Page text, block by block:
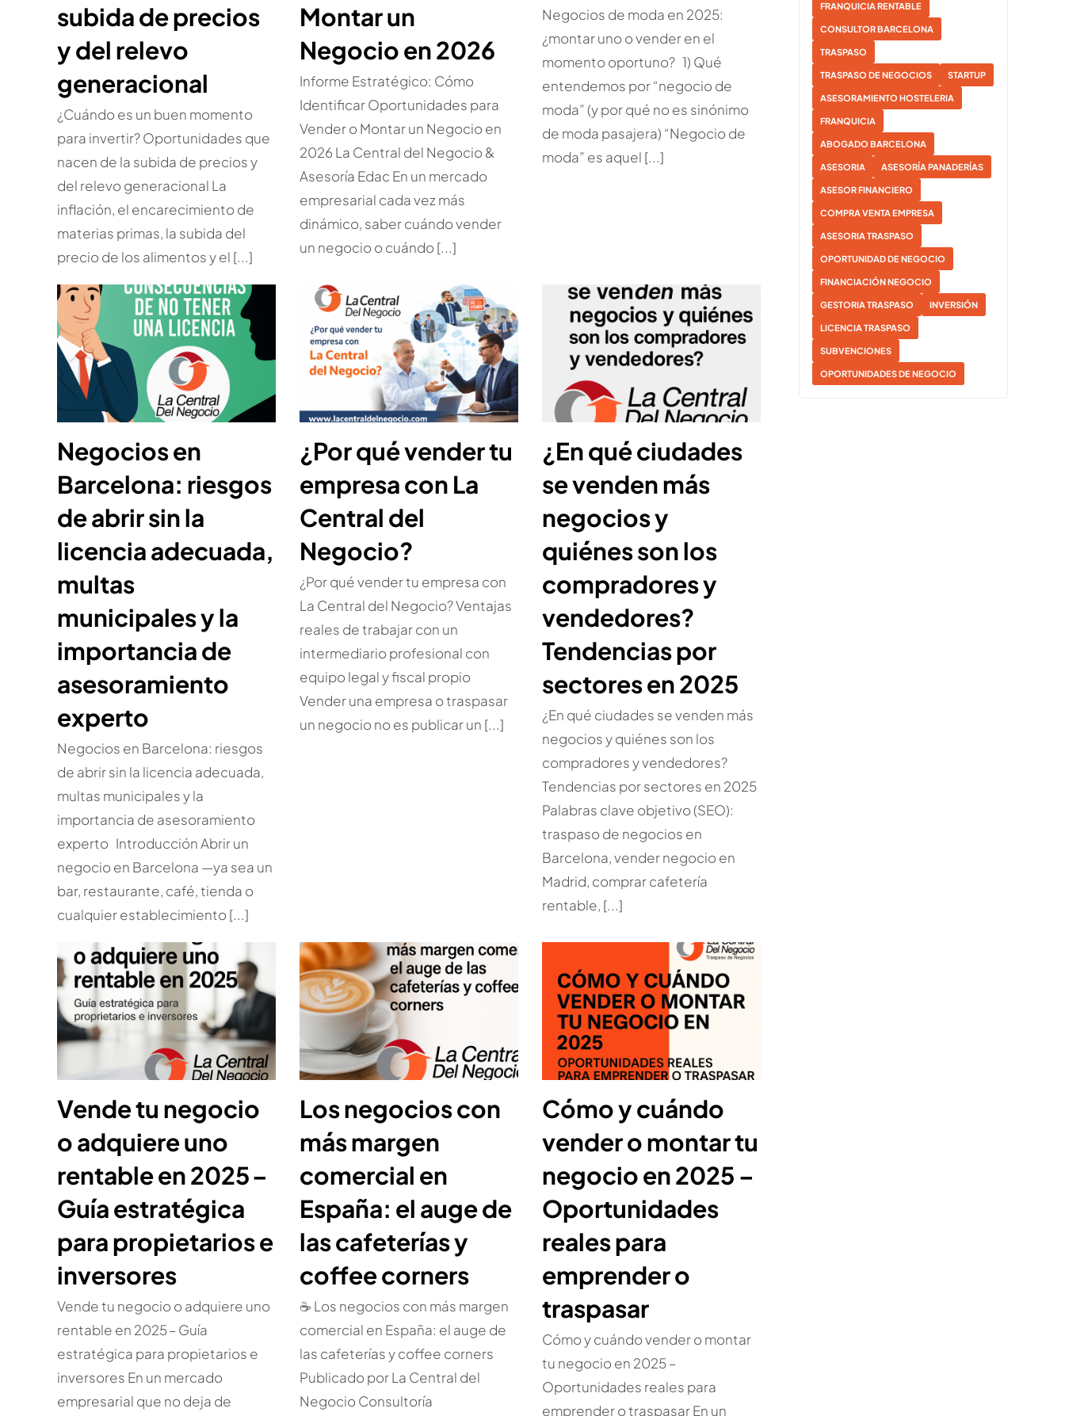
subida de precios
y del relevo
generacional
¿Cuándo es un buen momento
para invertir? Oportunidades que
nacen de la subida de precios y
del relevo generacional La
inflación, el encarecimiento de
materias primas, la subida del
precio de los alimentos y el [...]
Montar un
Negocio en 2026
Informe Estratégico: Cómo
Identificar Oportunidades para
Vender o Montar un Negocio en
2026 La Central del Negocio &
Asesoría Edac En un mercado
empresarial cada vez más
dinámico, saber cuándo vender
un negocio o cuándo [...]
Negocios de moda en 2025:
¿montar uno o vender en el
momento oportuno? 1) Qué
entendemos por “negocio de
moda” (y por qué no es sinónimo
de moda pasajera) “Negocio de
moda” es aquel [...]
Negocios en
Barcelona: riesgos
de abrir sin la
licencia adecuada,
multas
municipales y la
importancia de
asesoramiento
experto
Negocios en Barcelona: riesgos
de abrir sin la licencia adecuada,
multas municipales y la
importancia de asesoramiento
experto Introducción Abrir un
negocio en Barcelona —ya sea un
bar, restaurante, café, tienda o
cualquier establecimiento [...]
¿Por qué vender tu
empresa con La
Central del
Negocio?
¿Por qué vender tu empresa con
La Central del Negocio? Ventajas
reales de trabajar con un
intermediario profesional con
equipo legal y fiscal propio
Vender una empresa o traspasar
un negocio no es publicar un [...]
¿En qué ciudades
se venden más
negocios y
quiénes son los
compradores y
vendedores?
Tendencias por
sectores en 2025
¿En qué ciudades se venden más
negocios y quiénes son los
compradores y vendedores?
Tendencias por sectores en 2025
Palabras clave objetivo (SEO):
traspaso de negocios en
Barcelona, vender negocio en
Madrid, comprar cafetería
rentable, [...]
Vende tu negocio
o adquiere uno
rentable en 2025 –
Guía estratégica
para propietarios e
inversores
Vende tu negocio o adquiere uno
rentable en 2025 – Guía
estratégica para propietarios e
inversores En un mercado
empresarial que no deja de
Los negocios con
más margen
comercial en
España: el auge de
las cafeterías y
coffee corners
☕ Los negocios con más margen
comercial en España: el auge de
las cafeterías y coffee corners
Publicado por La Central del
Negocio Consultoría
Cómo y cuándo
vender o montar tu
negocio en 2025 –
Oportunidades
reales para
emprender o
traspasar
Cómo y cuándo vender o montar
tu negocio en 2025 –
Oportunidades reales para
emprender o traspasar En un
FRANQUICIA RENTABLE
CONSULTOR BARCELONA
TRASPASO
TRASPASO DE NEGOCIOS STARTUP
ASESORAMIENTO HOSTELERIA
FRANQUICIA
ABOGADO BARCELONA
ASESORIA ASESORÍA PANADERÍAS
ASESOR FINANCIERO
COMPRA VENTA EMPRESA
ASESORIA TRASPASO
OPORTUNIDAD DE NEGOCIO
FINANCIACIÓN NEGOCIO
GESTORIA TRASPASO INVERSIÓN
LICENCIA TRASPASO
SUBVENCIONES
OPORTUNIDADES DE NEGOCIO